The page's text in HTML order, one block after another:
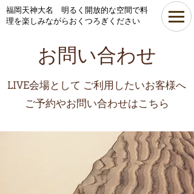
​福岡天神大名 明るく開放的な空間で料
理を楽しみながらおくつろぎください
お問い合わせ
LIVE会場として ご利用したいお客様へ
​ご予約やお問い合わせはこちら